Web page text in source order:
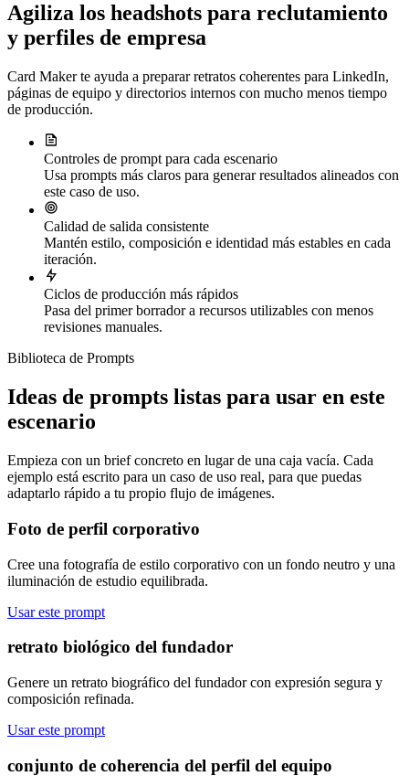
Agiliza los headshots para reclutamiento
y perfiles de empresa
Card Maker te ayuda a preparar retratos coherentes para LinkedIn,
páginas de equipo y directorios internos con mucho menos tiempo
de producción.
Controles de prompt para cada escenario
Usa prompts más claros para generar resultados alineados con
este caso de uso.
Calidad de salida consistente
Mantén estilo, composición e identidad más estables en cada
iteración.
Ciclos de producción más rápidos
Pasa del primer borrador a recursos utilizables con menos
revisiones manuales.
Biblioteca de Prompts
Ideas de prompts listas para usar en este
escenario
Empieza con un brief concreto en lugar de una caja vacía. Cada
ejemplo está escrito para un caso de uso real, para que puedas
adaptarlo rápido a tu propio flujo de imágenes.
Foto de perfil corporativo
Cree una fotografía de estilo corporativo con un fondo neutro y una
iluminación de estudio equilibrada.
Usar este prompt
retrato biológico del fundador
Genere un retrato biográfico del fundador con expresión segura y
composición refinada.
Usar este prompt
conjunto de coherencia del perfil del equipo